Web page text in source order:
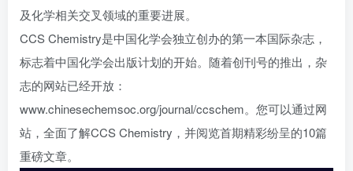
及化学相关交叉领域的重要进展。
CCS Chemistry是中国化学会独立创办的第一本国际杂志，
标志着中国化学会出版计划的开始。随着创刊号的推出，杂
志的网站已经开放：
www.chinesechemsoc.org/journal/ccschem。您可以通过网
站，全面了解CCS Chemistry，并阅览首期精彩纷呈的10篇
重磅文章。